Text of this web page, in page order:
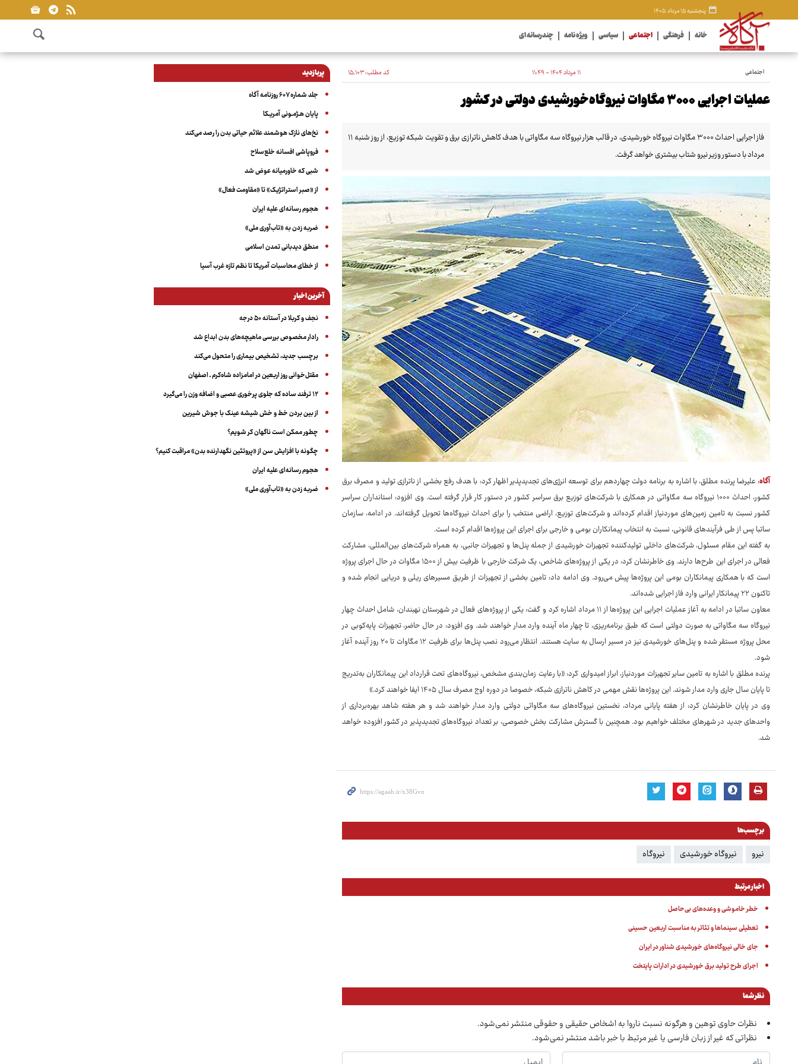
پنجشنبه ۱۵ مرداد ۱۴۰۵
خانه فرهنگی اجتماعی سیاسی ویژه نامه چندرسانه ای
اجتماعی ۱۱ مرداد ۱۴۰۴ - ۱۱:۴۹ کد مطلب:۱۵٬۱۰۳
عملیات اجرایی ۳۰۰۰ مگاوات نیروگاه‌خورشیدی دولتی در کشور
فاز اجرایی احداث ۳۰۰۰ مگاوات نیروگاه خورشیدی، در قالب هزار نیروگاه سه مگاواتی با هدف کاهش ناترازی برق و تقویت شبکه توزیع، از روز شنبه ۱۱
مرداد با دستور وزیر نیرو شتاب بیشتری خواهد گرفت.
آگاه: علیرضا پرنده مطلق، با اشاره به برنامه دولت چهاردهم برای توسعه انرژی‌های تجدیدپذیر اظهار کرد: با هدف رفع بخشی از ناترازی تولید و مصرف برق
کشور، احداث ۱۰۰۰ نیروگاه سه مگاواتی در همکاری با شرکت‌های توزیع برق سراسر کشور در دستور کار قرار گرفته است. وی افزود: استانداران سراسر
کشور نسبت به تامین زمین‌های موردنیاز اقدام کرده‌اند و شرکت‌های توزیع، اراضی منتخب را برای احداث نیروگاه‌ها تحویل گرفته‌اند. در ادامه، سازمان
ساتبا پس از طی فرآیندهای قانونی، نسبت به انتخاب پیمانکاران بومی و خارجی برای اجرای این پروژه‌ها اقدام کرده است.
به گفته این مقام مسئول، شرکت‌های داخلی تولیدکننده تجهیزات خورشیدی از جمله پنل‌ها و تجهیزات جانبی، به همراه شرکت‌های بین‌المللی، مشارکت
فعالی در اجرای این طرح‌ها دارند. وی خاطرنشان کرد: در یکی از پروژه‌های شاخص، یک شرکت خارجی با ظرفیت بیش از ۱۵۰۰ مگاوات در حال اجرای پروژه
است که با همکاری پیمانکاران بومی این پروژه‌ها پیش می‌رود. وی ادامه داد: تامین بخشی از تجهیزات از طریق مسیرهای ریلی و دریایی انجام شده و
تاکنون ۲۲ پیمانکار ایرانی وارد فاز اجرایی شده‌اند.
معاون ساتبا در ادامه به آغاز عملیات اجرایی این پروژه‌ها از ۱۱ مرداد اشاره کرد و گفت: یکی از پروژه‌های فعال در شهرستان نهبندان، شامل احداث چهار
نیروگاه سه مگاواتی به صورت دولتی است که طبق برنامه‌ریزی، تا چهار ماه آینده وارد مدار خواهند شد. وی افزود: در حال حاضر، تجهیزات پایه‌کوبی در
محل پروژه مستقر شده و پنل‌های خورشیدی نیز در مسیر ارسال به سایت هستند. انتظار می‌رود نصب پنل‌ها برای ظرفیت ۱۲ مگاوات تا ۲۰ روز آینده آغاز
شود.
پرنده مطلق با اشاره به تامین سایر تجهیزات موردنیاز، ابراز امیدواری کرد: «با رعایت زمان‌بندی مشخص، نیروگاه‌های تحت قرارداد این پیمانکاران به‌تدریج
تا پایان سال جاری وارد مدار شوند. این پروژه‌ها نقش مهمی در کاهش ناترازی شبکه، خصوصا در دوره اوج مصرف سال ۱۴۰۵ ایفا خواهند کرد.»
وی در پایان خاطرنشان کرد: از هفته پایانی مرداد، نخستین نیروگاه‌های سه مگاواتی دولتی وارد مدار خواهند شد و هر هفته شاهد بهره‌برداری از
واحدهای جدید در شهرهای مختلف خواهیم بود. همچنین با گسترش مشارکت بخش خصوصی، بر تعداد نیروگاه‌های تجدیدپذیر در کشور افزوده خواهد
شد.
برچسب‌ها
نیرو نیروگاه خورشیدی نیروگاه
اخبار مرتبط
خطر خاموشی و وعده‌های بی‌حاصل
تعطیلی سینماها و تئاتر به مناسبت اربعین حسینی
جای خالی نیروگاه‌های خورشیدی شناور در ایران
اجرای طرح تولید برق خورشیدی در ادارات پایتخت
نظر شما
نظرات حاوی توهین و هرگونه نسبت ناروا به اشخاص حقیقی و حقوقی منتشر نمی‌شود.
نظراتی که غیر از زبان فارسی یا غیر مرتبط با خبر باشد منتشر نمی‌شود.
پربازدید
جلد شماره ۶۰۷ روزنامه آگاه
پایان هـژمـونی آمریـکا
نخ‌های نازک هوشمند علائم حیاتی بدن را رصد می‌کند
فروپاشی افسانه خلع‌سلاح
شبی که خاورمیانه عوض شد
از «صبر استراتژیک» تا «مقاومت فعال»
هجوم رسانه‌ای علیه ایران
ضربه زدن به «تاب‌آوری ملی»
منطق دیدبانی تمدن اسلامی
از خطای محاسبات آمریکا تا نظم تازه غرب آسیا
آخرین اخبار
نجف و کربلا در آستانه ۵۰ درجه
رادار مخصوص بررسی ماهیچه‌های بدن ابداع شد
برچسب جدید، تشخیص بیماری را متحول می‌کند
مقتل‌خوانی روز اربعین در امامزاده شاه‌کرم ـ اصفهان
۱۲ ترفند ساده که جلوی پرخوری عصبی و اضافه ‌وزن را می‌گیرد
از بین بردن خط و خش شیشه عینک با جوش شیرین
چطور ممکن است ناگهان کر شویم؟
چگونه با افزایش سن از «پروتئین نگهدارنده بدن» مراقبت کنیم؟
هجوم رسانه‌ای علیه ایران
ضربه زدن به «تاب‌آوری ملی»